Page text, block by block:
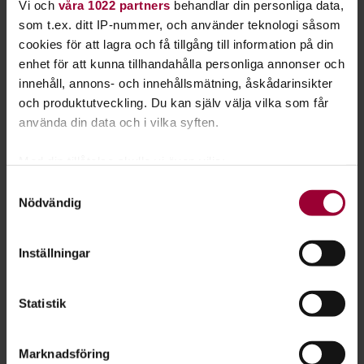
Vi och våra 1022 partners behandlar din personliga data,
som t.ex. ditt IP-nummer, och använder teknologi såsom
cookies för att lagra och få tillgång till information på din
enhet för att kunna tillhandahålla personliga annonser och
innehåll, annons- och innehållsmätning, åskådarinsikter
och produktutveckling. Du kan själv välja vilka som får
använda din data och i vilka syften.
som kan ha en noggrannhet på upp till flera meter
Ta reda på mer om hur dina personliga uppgifter
Du kan ändra eller dra tillbaka ditt samtycke när som
Nödvändig
Inställningar
Statistik
Marknadsföring
Klädbytardag
Vår tidning Cirkeln var på plats
under Klädbytardagen i Karlstad.
Hållbar förening
Hållbar hemma, hållbar på jobbet,
flesta av landets 200 000 ideella